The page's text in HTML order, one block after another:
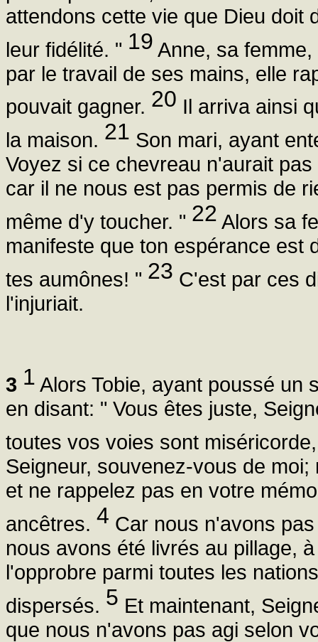
attendons cette vie que Dieu doit
leur fidélité. " 19 Anne, sa
par le travail de ses mains, elle
pouvait gagner. 20 Il arriva ainsi
la maison. 21 Son mari, ayant
Voyez si ce chevreau n'aurait
car il ne nous est pas permis de
même d'y toucher. " 22 Alors sa
manifeste que ton espérance est
tes aumônes! " 23 C'est par ces
l'injuriait.
3 1 Alors Tobie, ayant poussé un
en disant: " Vous êtes juste,
toutes vos voies sont
Seigneur, souvenez-vous de
et ne rappelez pas en votre
ancêtres. 4 Car nous n'avons
nous avons été livrés au pillage,
l'opprobre parmi toutes les
dispersés. 5 Et maintenant,
que nous n'avons pas agi selon